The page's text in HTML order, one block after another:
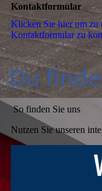
Kontaktformular
Klicken Sie hier um zu
Kon­takt­for­mu­lar zu
So finden Sie uns
Nutzen Sie unseren